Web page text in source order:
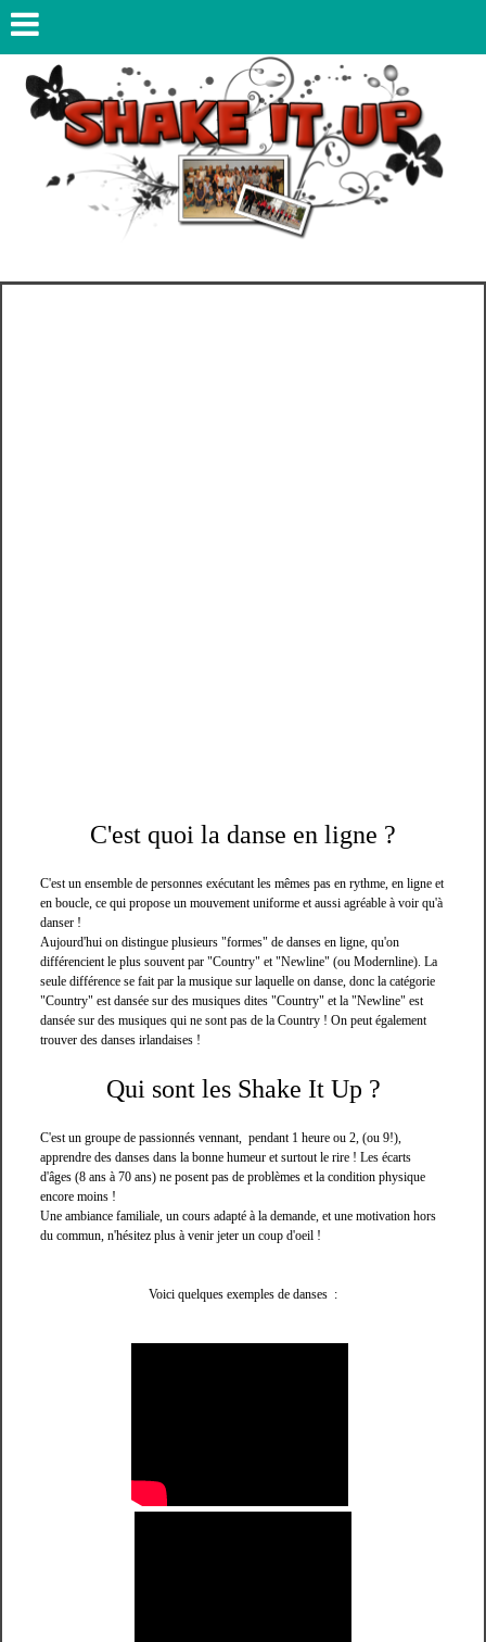
C'est quoi la danse en ligne ?
C'est un ensemble de personnes exécutant les mêmes pas en rythme, en ligne et
en boucle, ce qui propose un mouvement uniforme et aussi agréable à voir qu'à
danser !
Aujourd'hui on distingue plusieurs "formes" de danses en ligne, qu'on
différencient le plus souvent par "Country" et "Newline" (ou Modernline). La
seule différence se fait par la musique sur laquelle on danse, donc la catégorie
"Country" est dansée sur des musiques dites "Country" et la "Newline" est
dansée sur des musiques qui ne sont pas de la Country ! On peut également
trouver des danses irlandaises !
Qui sont les Shake It Up ?
C'est un groupe de passionnés vennant, pendant 1 heure ou 2, (ou 9!),
apprendre des danses dans la bonne humeur et surtout le rire ! Les écarts
d'âges (8 ans à 70 ans) ne posent pas de problèmes et la condition physique
encore moins !
Une ambiance familiale, un cours adapté à la demande, et une motivation hors
du commun, n'hésitez plus à venir jeter un coup d'oeil !
Voici quelques exemples de danses :